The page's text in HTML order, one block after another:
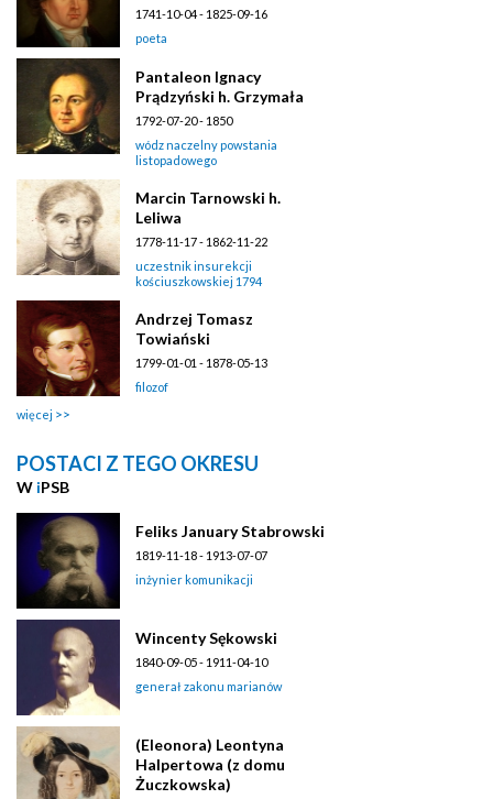
1741-10-04 - 1825-09-16
poeta
Pantaleon Ignacy
Prądzyński h. Grzymała
1792-07-20 - 1850
wódz naczelny powstania
listopadowego
Marcin Tarnowski h.
Leliwa
1778-11-17 - 1862-11-22
uczestnik insurekcji
kościuszkowskiej 1794
Andrzej Tomasz
Towiański
1799-01-01 - 1878-05-13
filozof
więcej
POSTACI Z TEGO OKRESU
W iPSB
Feliks January Stabrowski
1819-11-18 - 1913-07-07
inżynier komunikacji
Wincenty Sękowski
1840-09-05 - 1911-04-10
generał zakonu marianów
(Eleonora) Leontyna
Halpertowa (z domu
Żuczkowska)